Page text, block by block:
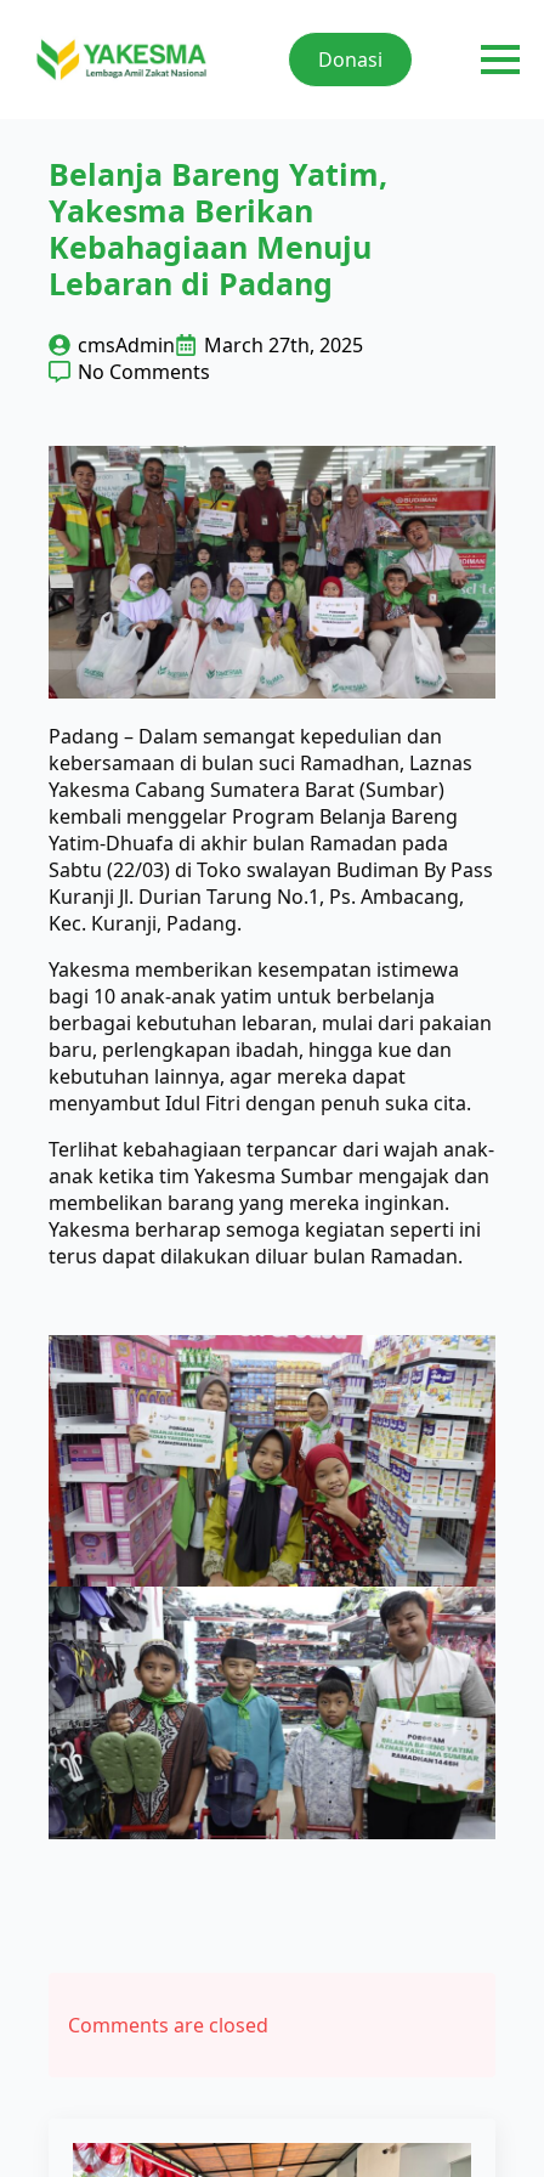
Donasi
Belanja Bareng Yatim,
Yakesma Berikan
Kebahagiaan Menuju
Lebaran di Padang
cmsAdmin
March 27th, 2025
No Comments
Padang – Dalam semangat kepedulian dan
kebersamaan di bulan suci Ramadhan, Laznas
Yakesma Cabang Sumatera Barat (Sumbar)
kembali menggelar Program Belanja Bareng
Yatim-Dhuafa di akhir bulan Ramadan pada
Sabtu (22/03) di Toko swalayan Budiman By Pass
Kuranji Jl. Durian Tarung No.1, Ps. Ambacang,
Kec. Kuranji, Padang.
Yakesma memberikan kesempatan istimewa
bagi 10 anak-anak yatim untuk berbelanja
berbagai kebutuhan lebaran, mulai dari pakaian
baru, perlengkapan ibadah, hingga kue dan
kebutuhan lainnya, agar mereka dapat
menyambut Idul Fitri dengan penuh suka cita.
Terlihat kebahagiaan terpancar dari wajah anak-
anak ketika tim Yakesma Sumbar mengajak dan
membelikan barang yang mereka inginkan.
Yakesma berharap semoga kegiatan seperti ini
terus dapat dilakukan diluar bulan Ramadan.
Comments are closed